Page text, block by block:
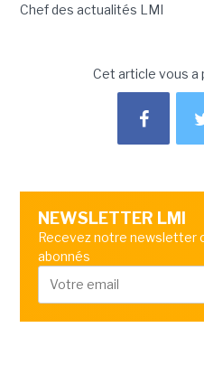
Chef des actualités LMI
Cet article vous a
NEWSLETTER LMI
Recevez notre newsletter
abonnés